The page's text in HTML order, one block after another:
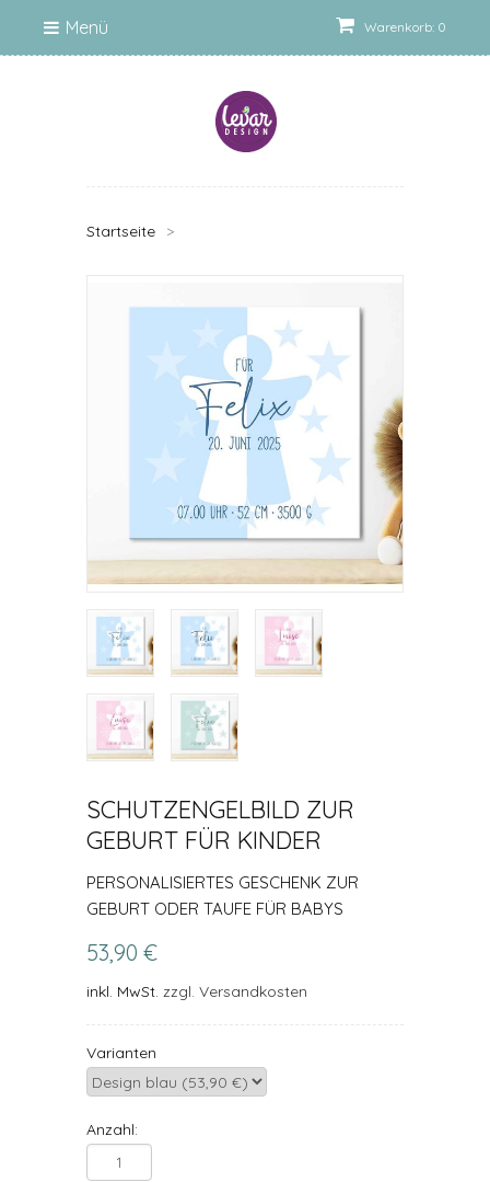
Warenkorb: 0
Menü
Startseite >
SCHUTZENGELBILD ZUR
GEBURT FÜR KINDER
PERSONALISIERTES GESCHENK ZUR
GEBURT ODER TAUFE FÜR BABYS
53,90 €
inkl. MwSt. zzgl. Versandkosten
Varianten
Anzahl: